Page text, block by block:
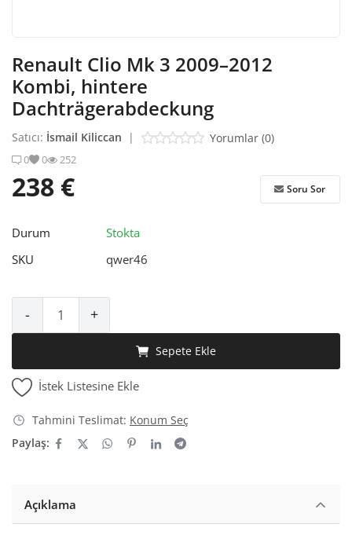
Renault Clio Mk 3 2009–2012
Kombi, hintere
Dachträgerabdeckung
Satıcı: İsmail Kiliccan | Yorumlar (0)
0 0 252
238 € Soru Sor
Durum
Stokta
SKU
qwer46
- +
Sepete Ekle
İstek Listesine Ekle
Tahmini Teslimat: Konum Seç
Paylaş:
Açıklama